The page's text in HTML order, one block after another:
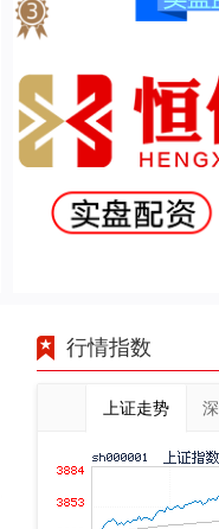
行情指数
上证走势